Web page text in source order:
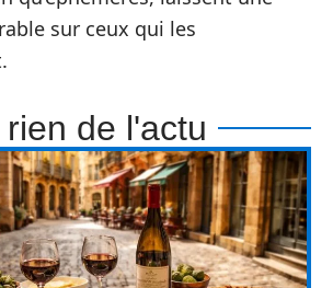
sur ceux qui les
de l'actu